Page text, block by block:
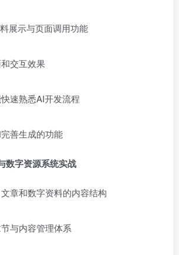
展示与页面调用功能
交互效果
速熟悉AI开发流程
善生成的功能
数字资源系统实战
章和数字资料的内容结构
与内容管理体系